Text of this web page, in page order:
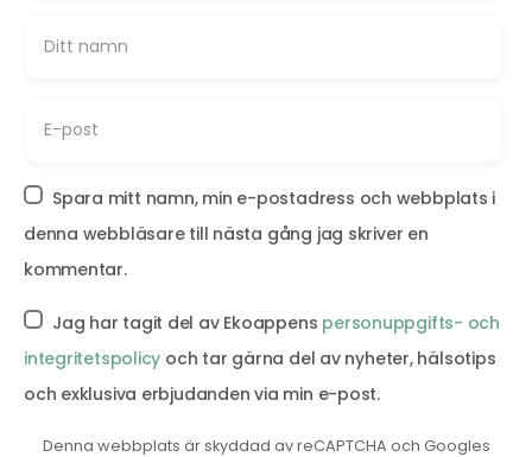
Spara mitt namn, min e-postadress och webbplats i
denna webbläsare till nästa gång jag skriver en
kommentar.
Jag har tagit del av Ekoappens personuppgifts- och
integritetspolicy och tar gärna del av nyheter, hälsotips
och exklusiva erbjudanden via min e-post.
Denna webbplats är skyddad av reCAPTCHA och Googles